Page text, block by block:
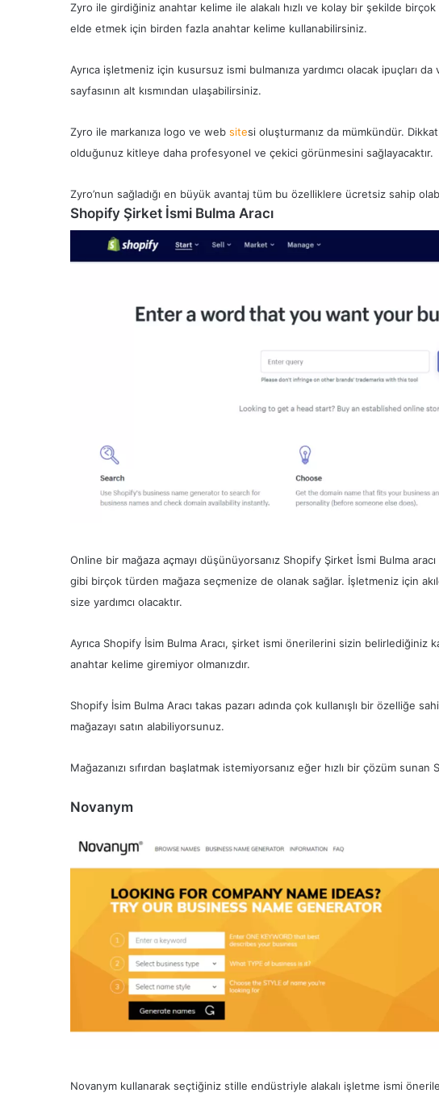
Zyro ile girdiğiniz anahtar kelime ile alakalı hızlı ve kolay bir şekilde
elde etmek için birden fazla anahtar kelime kullanabilirsiniz.
Ayrıca işletmeniz için kusursuz ismi bulmanıza yardımcı olacak ipuçları da
sayfasının alt kısmından ulaşabilirsiniz.
Zyro ile markanıza logo ve web sitesi oluşturmanız da mümkündür.
olduğunuz kitleye daha profesyonel ve çekici görünmesini sağlayacaktır.
Zyro’nun sağladığı en büyük avantaj tüm bu özelliklere ücretsiz sahip
Shopify Şirket İsmi Bulma Aracı
Online bir mağaza açmayı düşünüyorsanız Shopify Şirket İsmi Bulma
gibi birçok türden mağaza seçmenize de olanak sağlar. İşletmeniz için
size yardımcı olacaktır.
Ayrıca Shopify İsim Bulma Aracı, şirket ismi önerilerini sizin belirlediğiniz
anahtar kelime giremiyor olmanızdır.
Shopify İsim Bulma Aracı takas pazarı adında çok kullanışlı bir özelliğe
mağazayı satın alabiliyorsunuz.
Mağazanızı sıfırdan başlatmak istemiyorsanız eğer hızlı bir çözüm
Novanym
Novanym kullanarak seçtiğiniz stille endüstriyle alakalı işletme ismi